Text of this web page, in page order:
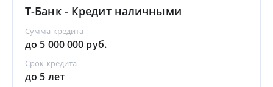
Т-Банк - Кредит наличными
Сумма кредита
до 5 000 000 руб.
Срок кредита
до 5 лет